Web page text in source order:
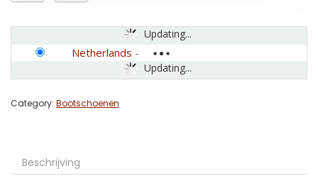
Updating...
Updating...
Netherlands -
Category: Bootschoenen
Beschrijving